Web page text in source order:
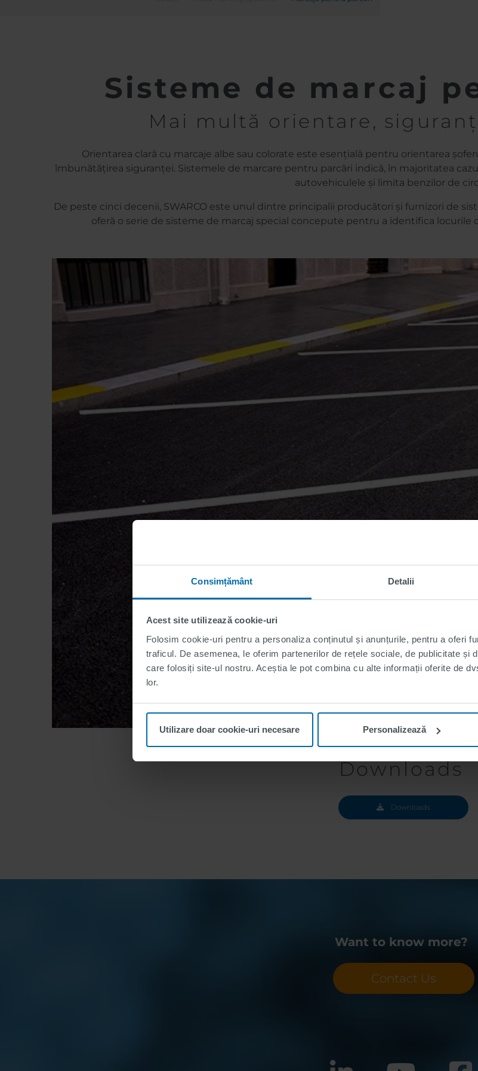
Consimțământ Detalii
Acest site utilizează cookie-uri
Folosim cookie-uri pentru a personaliza conținutul și anunțurile, pentru a oferi
traficul. De asemenea, le oferim partenerilor de rețele sociale, de publicitate și
care folosiți site-ul nostru. Aceștia le pot combina cu alte informații oferite de
lor.
Utilizare doar cookie-uri necesare Personalizează
Sisteme de marcaj
Mai multă orientare,
Orientarea clară cu marcaje albe sau colorate este esențială pentru orientarea
îmbunătățirea siguranței. Sistemele de marcare pentru parcări indică, în majoritatea
autovehiculele și limita benzilor de
De peste cinci decenii, SWARCO este unul dintre principalii producători și furnizori de
oferă o serie de sisteme de marcaj special concepute pentru a identifica
Downloads
Downloads
Want to know more?
Contact Us